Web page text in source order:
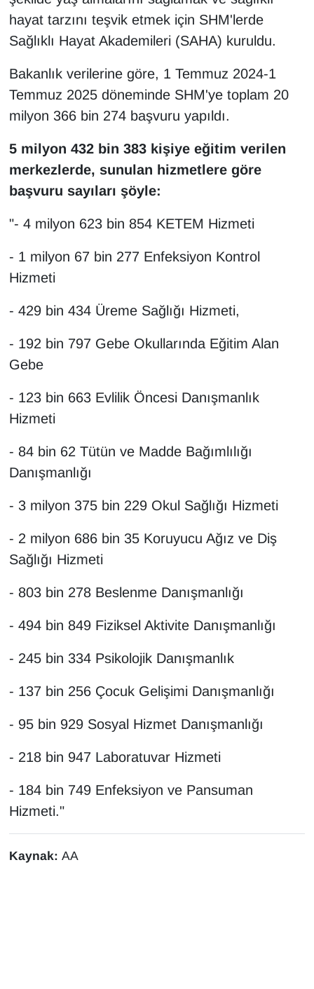
hayat tarzını teşvik etmek için SHM'lerde
Sağlıklı Hayat Akademileri (SAHA) kuruldu.
Bakanlık verilerine göre, 1 Temmuz 2024-1
Temmuz 2025 döneminde SHM'ye toplam 20
milyon 366 bin 274 başvuru yapıldı.
5 milyon 432 bin 383 kişiye eğitim verilen
merkezlerde, sunulan hizmetlere göre
başvuru sayıları şöyle:
"- 4 milyon 623 bin 854 KETEM Hizmeti
- 1 milyon 67 bin 277 Enfeksiyon Kontrol
Hizmeti
- 429 bin 434 Üreme Sağlığı Hizmeti,
- 192 bin 797 Gebe Okullarında Eğitim Alan
Gebe
- 123 bin 663 Evlilik Öncesi Danışmanlık
Hizmeti
- 84 bin 62 Tütün ve Madde Bağımlılığı
Danışmanlığı
- 3 milyon 375 bin 229 Okul Sağlığı Hizmeti
- 2 milyon 686 bin 35 Koruyucu Ağız ve Diş
Sağlığı Hizmeti
- 803 bin 278 Beslenme Danışmanlığı
- 494 bin 849 Fiziksel Aktivite Danışmanlığı
- 245 bin 334 Psikolojik Danışmanlık
- 137 bin 256 Çocuk Gelişimi Danışmanlığı
- 95 bin 929 Sosyal Hizmet Danışmanlığı
- 218 bin 947 Laboratuvar Hizmeti
- 184 bin 749 Enfeksiyon ve Pansuman
Hizmeti."
Kaynak: AA